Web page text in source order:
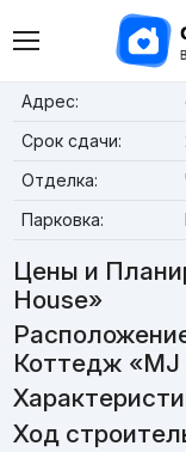
Адрес:
Срок сдачи:
Отделка:
Парковка:
Цены и
House»
Коттедж «MJ
Ход